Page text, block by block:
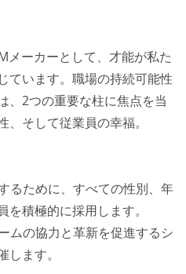
メーカーとして、才能が私た
ています。職場の持続可能性
、2つの重要な柱に焦点を当
そして従業員の幸福。
るために、すべての性別、年
積極的に採用します。
ムの協力と革新を促進するシ
ます。